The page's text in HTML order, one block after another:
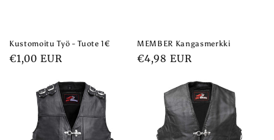
Kustomoitu Työ - Tuote 1€
Normaalihinta
€1,00 EUR
MEMBER Kangasmerkki
Normaalihinta
€4,98 EUR